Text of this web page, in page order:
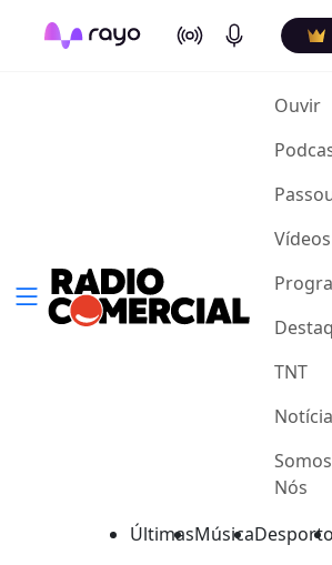
On Air Podcasts
Ouvir
Vídeos
TNT
Somos
Nós
ÚltimasMúsicaDesporto